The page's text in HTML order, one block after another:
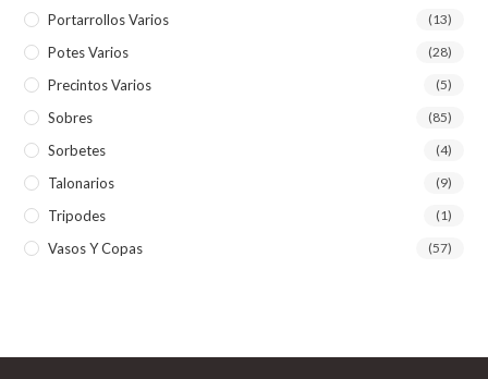
Portarrollos Varios (13)
Potes Varios (28)
Precintos Varios (5)
Sobres (85)
Sorbetes (4)
Talonarios (9)
Tripodes (1)
Vasos Y Copas (57)